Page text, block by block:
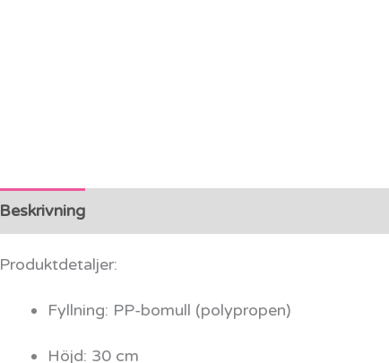
Beskrivning
Produktdetaljer:
Fyllning: PP-bomull (polypropen)
Höjd: 30 cm